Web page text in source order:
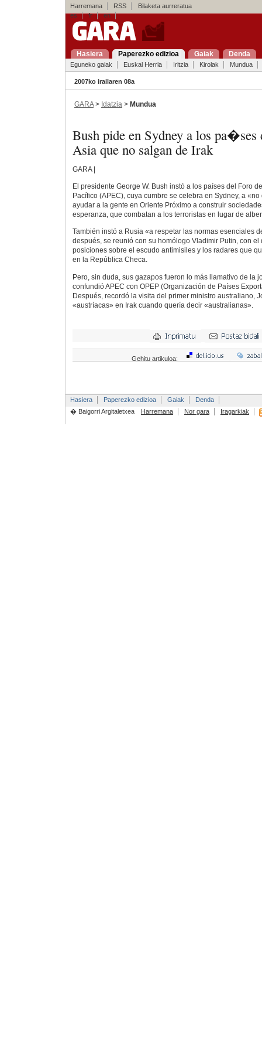
Harremana RSS
Bilaketa aurreratua
es
fr en
Hasiera Paperezko edizioa Gaiak Denda
Eguneko gaiak Euskal Herria Iritzia Kirolak Mundua
2007ko irailaren 08a
GARA> Idatzia > Mundua
Bush pide en Sydney a los
Asia que no salgan de Irak
GARA |
El presidente George W. Bush instó a los países del Foro
Pacífico (APEC), cuya cumbre se celebra en Sydney, a
ayudar a la gente en Oriente Próximo a construir
esperanza, que combatan a los terroristas en lugar de
También instó a Rusia «a respetar las normas esenciales
después, se reunió con su homólogo Vladimir Putin, con
posiciones sobre el escudo antimisiles y los radares que
en la República Checa.
Pero, sin duda, sus gazapos fueron lo más llamativo de la
confundió APEC con OPEP (Organización de Países
Después, recordó la visita del primer ministro australiano,
«austríacas» en Irak cuando quería decir «australianas».
Gehitu artikuloa:
Hasiera Paperezko edizioa Gaiak
Denda
� Baigorri Argitaletxea
Harremana Nor gara Iragarkiak